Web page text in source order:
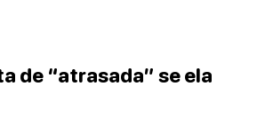
de “atrasada” se ela